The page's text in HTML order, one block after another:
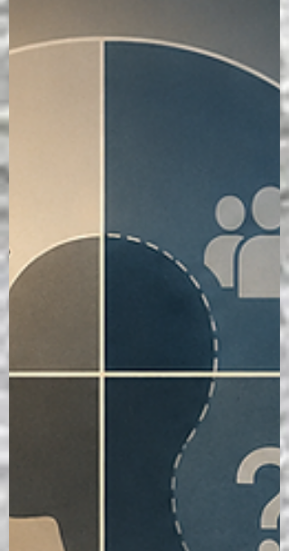
eğitimleri, teknik yetkinlikleri geliştirmede
bugüne kadar büyük bir başarı
sergilemiştir; ancak sektör artık pilotların
özgüveni, dayanıklılığı ve uyum yeteneğini